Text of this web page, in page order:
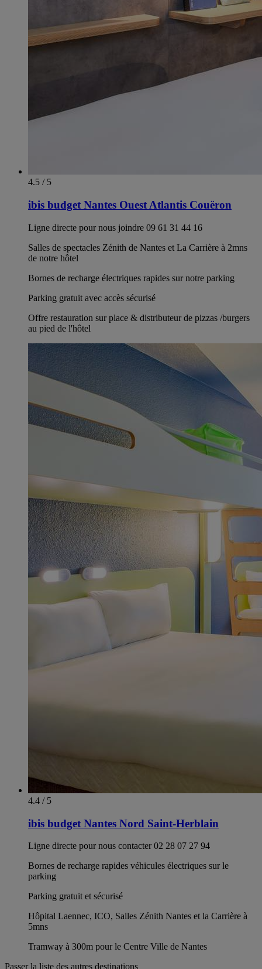
4.5 / 5
ibis budget Nantes Ouest Atlantis Couëron
Ligne directe pour nous joindre 09 61 31 44 16
Salles de spectacles Zénith de Nantes et La Carrière à 2mns
de notre hôtel
Bornes de recharge électriques rapides sur notre parking
Parking gratuit avec accès sécurisé
Offre restauration sur place & distributeur de pizzas /burgers
au pied de l'hôtel
4.4 / 5
ibis budget Nantes Nord Saint-Herblain
Ligne directe pour nous contacter 02 28 07 27 94
Bornes de recharge rapides véhicules électriques sur le
parking
Parking gratuit et sécurisé
Hôpital Laennec, ICO, Salles Zénith Nantes et la Carrière à
5mns
Tramway à 300m pour le Centre Ville de Nantes
Passer la liste des autres destinations